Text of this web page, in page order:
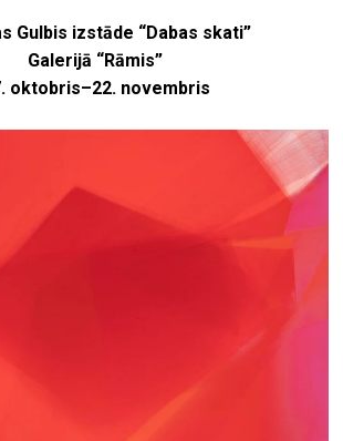
Gulbis izstāde “Dabas skati”
Galerijā “Rāmis”
oktobris–22. novembris